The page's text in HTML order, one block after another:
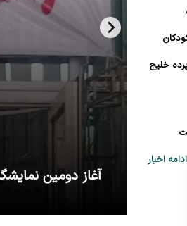
خلیج
ادامه اخبار
آغاز دومین